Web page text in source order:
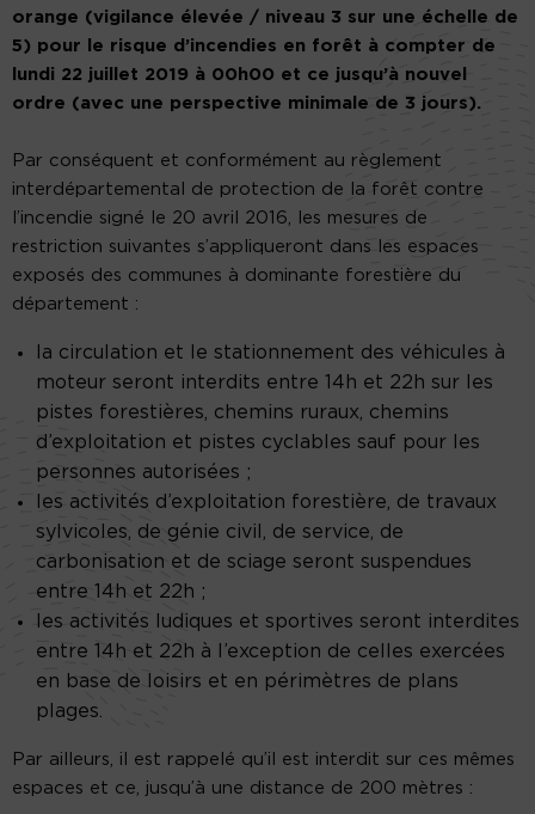
orange (vigilance élevée / niveau 3 sur une échelle de
5) pour le risque d’incendies en forêt à compter de
lundi 22 juillet 2019 à 00h00 et ce jusqu’à nouvel
ordre (avec une perspective minimale de 3 jours).
Par conséquent et conformément au règlement
interdépartemental de protection de la forêt contre
l’incendie signé le 20 avril 2016, les mesures de
restriction suivantes s’appliqueront dans les espaces
exposés des communes à dominante forestière du
département :
la circulation et le stationnement des véhicules à
moteur seront interdits entre 14h et 22h sur les
pistes forestières, chemins ruraux, chemins
d’exploitation et pistes cyclables sauf pour les
personnes autorisées ;
les activités d’exploitation forestière, de travaux
sylvicoles, de génie civil, de service, de
carbonisation et de sciage seront suspendues
entre 14h et 22h ;
les activités ludiques et sportives seront interdites
entre 14h et 22h à l’exception de celles exercées
en base de loisirs et en périmètres de plans
plages.
Par ailleurs, il est rappelé qu’il est interdit sur ces mêmes
espaces et ce, jusqu’à une distance de 200 mètres :